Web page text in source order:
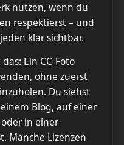
nutzen, wenn du
respektierst – und
klar sichtbar.
Ein CC-Foto
ohne zuerst
Du siehst
Blog, auf einer
in einer
Manche Lizenzen